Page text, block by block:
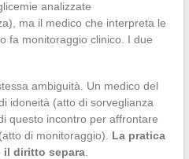
analizzate
ma il medico che interpreta le
fa monitoraggio clinico. I due
ambiguità. Un medico del
idoneità (atto di sorveglianza
questo incontro per affrontare
di monitoraggio). La pratica
il diritto separa.